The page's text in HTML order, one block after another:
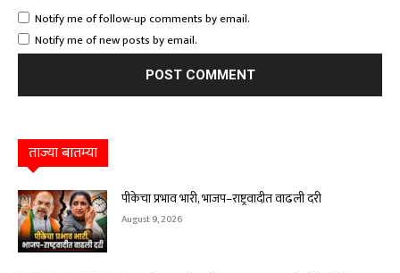
Notify me of follow-up comments by email.
Notify me of new posts by email.
ताज्या बातम्या
पीकेचा प्रभाव भारी, भाजप–राष्ट्रवादीत वाढली दरी
August 9, 2026